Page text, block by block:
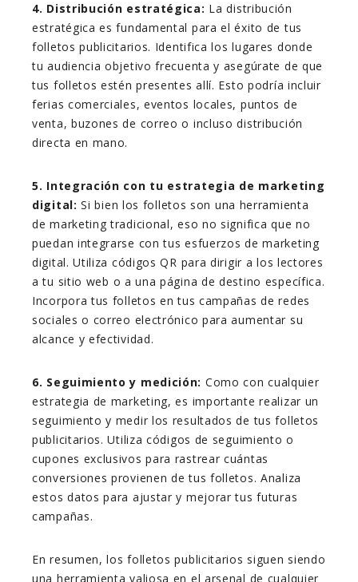
4. Distribución estratégica: La distribución
estratégica es fundamental para el éxito de tus
folletos publicitarios. Identifica los lugares donde
tu audiencia objetivo frecuenta y asegúrate de que
tus folletos estén presentes allí. Esto podría incluir
ferias comerciales, eventos locales, puntos de
venta, buzones de correo o incluso distribución
directa en mano.
5. Integración con tu estrategia de marketing
digital: Si bien los folletos son una herramienta
de marketing tradicional, eso no significa que no
puedan integrarse con tus esfuerzos de marketing
digital. Utiliza códigos QR para dirigir a los lectores
a tu sitio web o a una página de destino específica.
Incorpora tus folletos en tus campañas de redes
sociales o correo electrónico para aumentar su
alcance y efectividad.
6. Seguimiento y medición: Como con cualquier
estrategia de marketing, es importante realizar un
seguimiento y medir los resultados de tus folletos
publicitarios. Utiliza códigos de seguimiento o
cupones exclusivos para rastrear cuántas
conversiones provienen de tus folletos. Analiza
estos datos para ajustar y mejorar tus futuras
campañas.
En resumen, los folletos publicitarios siguen siendo
una herramienta valiosa en el arsenal de cualquier